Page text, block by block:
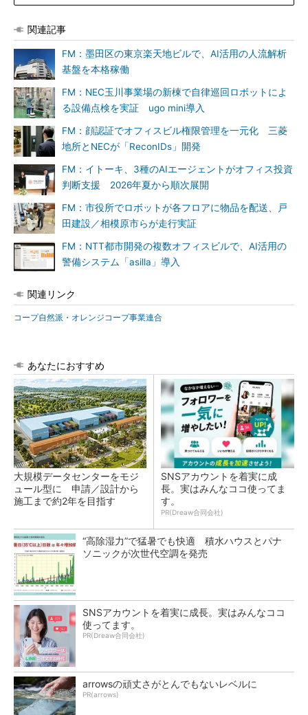
関連記事
FM：墨田区の東京楽天地ビルで、AI活用の人流解析
基盤を本格稼働
FM：NEC玉川事業場の新棟で自律巡回ロボットによ
る設備点検を実証 ugo mini導入
FM：顔認証でオフィスビル権限管理を一元化 三菱
地所とNECが「ReconIDs」開発
FM：イトーキ、3種のAIエージェントがオフィス投資
判断支援 2026年夏から順次展開
FM：市役所でロボットが各フロアに物品を配送、戸
田建設／相模原市らが走行実証
FM：NTT都市開発の複数オフィスビルで、AI活用の
警備システム「asilla」導入
関連リンク
コープ自然派・オレンジコープ事業連合
あなたにおすすめ
大規模データセンターをモジ
ュール型に 申請／設計から
施工まで約2年を目指す
SNSアカウントを着実に成
長。実はみんなココ使ってま
す。
PR(Dreaw合同会社)
“高除湿力”で猛暑でも快適 積水ハウスとパナ
ソニックが次世代空調を発売
SNSアカウントを着実に成長。実はみんなココ
使ってます。
PR(Dreaw合同会社)
arrowsの頑丈さがとんでもないレベルに
PR(arrows)